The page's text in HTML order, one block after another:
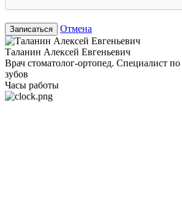
Записаться Отмена
Таланин Алексей Евгеньевич
Врач стоматолог-ортопед. Специалист
зубов
Часы работы